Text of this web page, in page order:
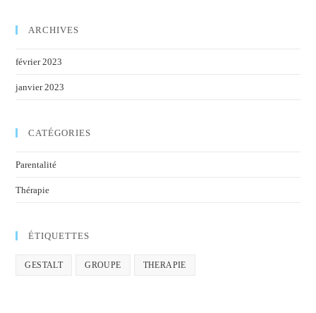
ARCHIVES
février 2023
janvier 2023
CATÉGORIES
Parentalité
Thérapie
ÉTIQUETTES
GESTALT GROUPE THERAPIE